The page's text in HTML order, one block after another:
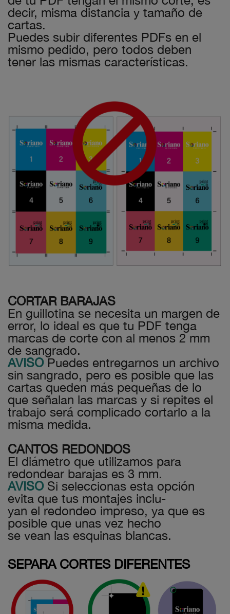
decir, misma distancia y tamaño de
cartas.
Puedes subir diferentes PDFs en el
mismo pedido, pero todos deben
tener las mismas características.
CORTAR BARAJAS
En guillotina se necesita un margen de
error, lo ideal es que tu PDF tenga
marcas de corte con al menos 2 mm
de sangrado.
AVISOPuedes entregarnos un archivo
sin sangrado, pero es posible que las
cartas queden más pequeñas de lo
que señalan las marcas y si repites el
trabajo será complicado cortarlo a la
misma medida.
CANTOS REDONDOS
El diámetro que utilizamos para
redondear barajas es 3 mm.
AVISOSi seleccionas esta opción
evita que tus montajes inclu-
yan el redondeo impreso, ya que es
posible que unas vez hecho
se vean las esquinas blancas.
SEPARA CORTES DIFERENTES